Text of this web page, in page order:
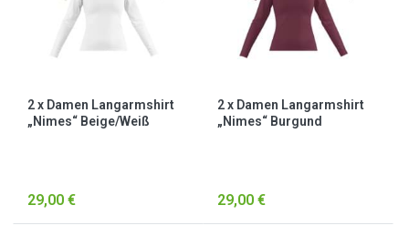
2 x Damen Langarmshirt
„Nimes“ Beige/Weiß
29,00 €
2 x Damen Langarmshirt
„Nimes“ Burgund
29,00 €